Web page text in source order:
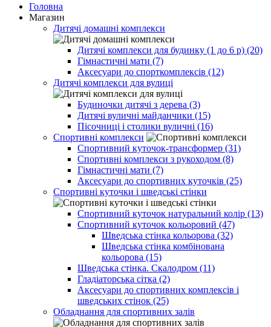
Головна
Магазин
Дитячі домашні комплекси
Дитячі комплекси для будинку (1 до 6 р) (20)
Гімнастичні мати (7)
Аксесуари до спорткомплексів (12)
Дитячі комплекси для вулиці
Будиночки дитячі з дерева (3)
Дитячі вуличні майданчики (15)
Пісочниці і столики вуличні (16)
Спортивні комплекси
Спортивний куточок-трансформер (31)
Спортивні комплекси з рукоходом (8)
Гімнастичні мати (7)
Аксесуари до спортивних куточків (25)
Спортивні куточки і шведські стінки
Спортивний куточок натуральний колір (13)
Спортивний куточок кольоровий (47)
Шведська стінка кольорова (32)
Шведська стінка комбінована
кольорова (15)
Шведська стінка. Скалодром (11)
Гладіаторська сітка (2)
Аксесуари до спортивних комплексів і
шведських стінок (25)
Обладнання для спортивних залів